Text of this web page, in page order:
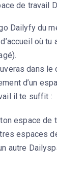
de travail
Dailyfy du
où
dans
d’un
il te suffit :
espace de
espaces
autre